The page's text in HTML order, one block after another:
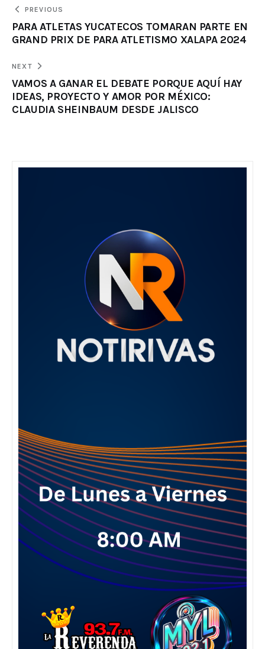
PREVIOUS
PARA ATLETAS YUCATECOS TOMARAN PARTE EN
GRAND PRIX DE PARA ATLETISMO XALAPA 2024
NEXT
VAMOS A GANAR EL DEBATE PORQUE AQUÍ HAY
IDEAS, PROYECTO Y AMOR POR MÉXICO:
CLAUDIA SHEINBAUM DESDE JALISCO